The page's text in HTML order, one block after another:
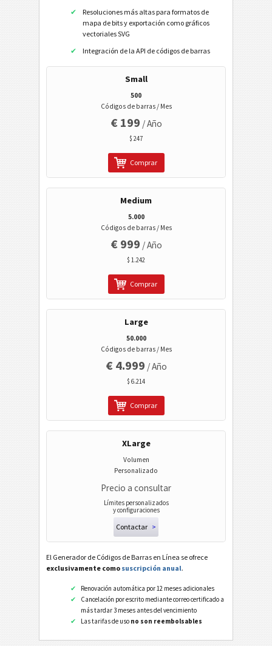
Códigos GS1 2D
Banca electrónica / SEPA
Mobile Tagging
Códigos de sanidad
Códigos ISBN
Código Wi-Fi
Resoluciones más altas para formatos de
mapa de bits y exportación como gráficos
vectoriales SVG
Integración de la API de códigos de barras
Small
500
Códigos de barras / Mes
€ 199 / Año
$ 247
Comprar
Medium
5.000
Códigos de barras / Mes
€ 999 / Año
$ 1.242
Comprar
Large
50.000
Códigos de barras / Mes
€ 4.999 / Año
$ 6.214
Comprar
XLarge
Volumen
Personalizado
Precio a consultar
Límites personalizados
y configuraciones
Contactar >
El Generador de Códigos de Barras en Línea se ofrece
exclusivamente como suscripción anual.
Renovación automática por 12 meses adicionales
Cancelación por escrito mediante correo certificado a
más tardar 3 meses antes del vencimiento
Las tarifas de uso no son reembolsables